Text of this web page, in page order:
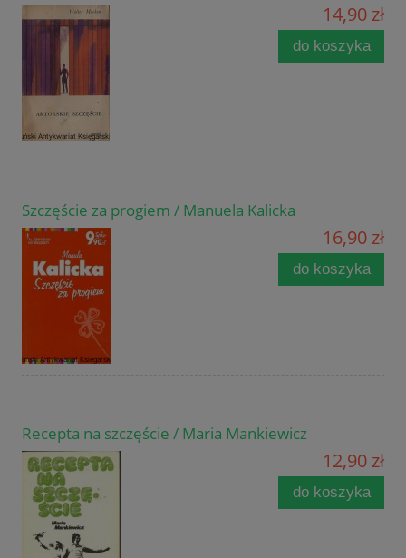
14,90 zł
do koszyka
Szczęście za progiem / Manuela Kalicka
16,90 zł
do koszyka
Recepta na szczęście / Maria Mankiewicz
12,90 zł
do koszyka